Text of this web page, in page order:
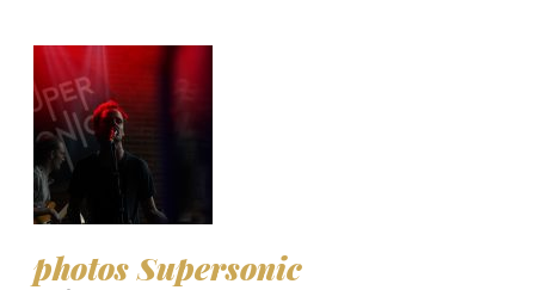
photos Supersonic